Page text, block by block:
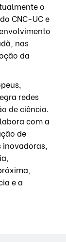
o
CNC-UC e
nas
da
redes
de ciência.
com a
de
e a